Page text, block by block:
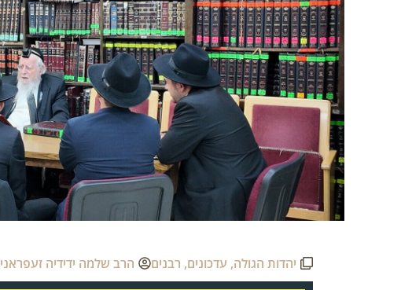
יהדות הגולה, עדכונים, רבנים הרב שלמה ידידיה זעפראני